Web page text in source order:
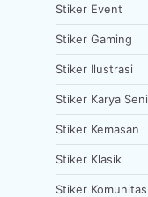
Stiker Event
Stiker Gaming
Stiker Ilustrasi
Stiker Karya Seni
Stiker Kemasan
Stiker Klasik
Stiker Komunitas